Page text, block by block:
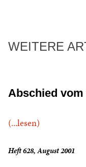
WEITERE
Abschied vom
(...lesen)
Heft 628, August 2001